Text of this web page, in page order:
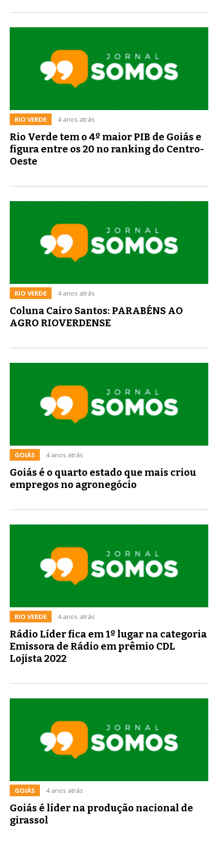
RIO VERDE 4 anos atrás
Rio Verde tem o 4º maior PIB de Goiás e
figura entre os 20 no ranking do Centro-
Oeste
RIO VERDE 4 anos atrás
Coluna Cairo Santos: PARABÉNS AO
AGRO RIOVERDENSE
GOIÁS 4 anos atrás
Goiás é o quarto estado que mais criou
empregos no agronegócio
RIO VERDE 4 anos atrás
Rádio Líder fica em 1º lugar na categoria
Emissora de Rádio em prêmio CDL
Lojista 2022
GOIÁS 4 anos atrás
Goiás é líder na produção nacional de
girassol